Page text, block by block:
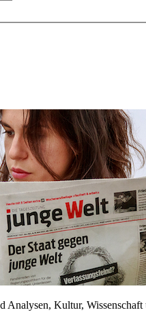
Analysen, Kultur,